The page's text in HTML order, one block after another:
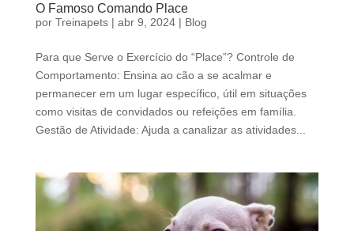
O Famoso Comando Place
por Treinapets| abr 9, 2024| Blog
Para que Serve o Exercício do “Place”? Controle de
Comportamento: Ensina ao cão a se acalmar e
permanecer em um lugar específico, útil em situações
como visitas de convidados ou refeições em família.
Gestão de Atividade: Ajuda a canalizar as atividades...